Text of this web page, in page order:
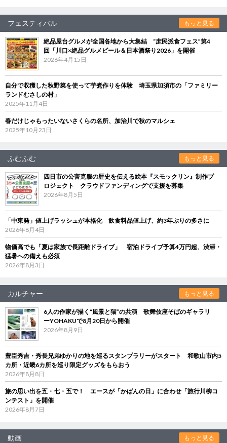
フェスティバル もっと見る
絶品屋台グルメが全国各地から大集結 “庶民派食フェス”第4
回「川口×絶品グルメビール＆日本酒祭り2026」を開催
2026年4月15日
自分で収穫した秋野菜を使って芋煮作りを体験 埼玉県加須市の「ファミリー
ランドむさしの村」
2025年11月4日
春だけじゃもったいないさくらの名所、加治川で秋のマルシェ
2025年10月23日
ふむふむ もっと見る
四日市の公害克服の歴史を伝える絵本『スモックリン』制作プ
ロジェクト クラウドファンディングで支援を募集
2026年8月5日
「中東発」値上げラッシュが本格化 飲食料品値上げ、約3年ぶりの多さに
2026年8月4日
物価高でも「夏は家族で長距離ドライブ」 宿泊ドライブ予算4万円超、渋滞・
猛暑への備えも必須
2026年8月3日
カルチャー もっと見る
6人の作家が描く“風景と猫”の共演 歌舞伎座そばのギャラリ
ーYOHAKUで8月20日から開催
2026年8月9日
豊臣秀吉・秀長兄弟ゆかりの地を巡るスタンプラリーがスタート 和歌山市内5
カ所・近畿6カ所を巡り限定グッズをもらおう
2026年8月8日
旅の思い出を五・七・五で！ エースが「かばんの日」に合わせ「旅行川柳コ
ンテスト」を開催
2026年8月7日
動画 もっと見る